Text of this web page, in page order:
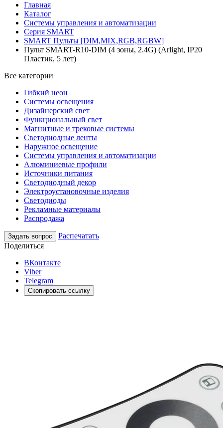
Главная
Каталог
Системы управления и автоматизации
Серия SMART
SMART Пульты [DIM,MIX,RGB,RGBW]
Пульт SMART-R10-DIM (4 зоны, 2.4G) (Arlight, IP20
Пластик, 5 лет)
Все категории
Гибкий неон
Системы освещения
Дизайнерский свет
Функциональный свет
Магнитные и трековые системы
Светодиодные ленты
Наружное освещение
Системы управления и автоматизации
Алюминиевые профили
Источники питания
Светодиодный декор
Электроустановочные изделия
Светодиоды
Рекламные материалы
Распродажа
Задать вопрос
Распечатать
Поделиться
ВКонтакте
Viber
Telegram
Скопировать ссылку